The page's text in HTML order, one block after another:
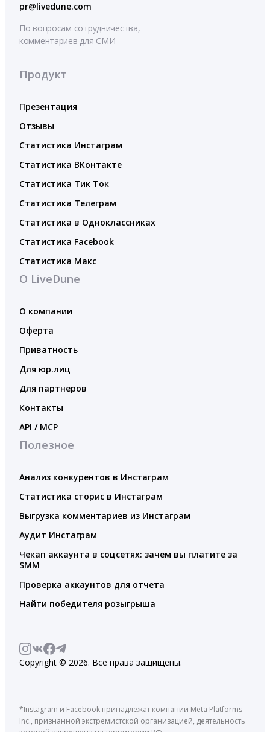
pr@livedune.com
По вопросам сотрудничества,
комментариев для СМИ
Продукт
Презентация
Отзывы
Статистика Инстаграм
Статистика ВКонтакте
Статистика Тик Ток
Статистика Телеграм
Статистика в Одноклассниках
Статистика Facebook
Статистика Макс
О LiveDune
О компании
Оферта
Приватность
Для юр.лиц
Для партнеров
Контакты
API / MCP
Полезное
Анализ конкурентов в Инстаграм
Статистика сторис в Инстаграм
Выгрузка комментариев из Инстаграм
Аудит Инстаграм
Чекап аккаунта в соцсетях: зачем вы платите за
SMM
Проверка аккаунтов для отчета
Найти победителя розыгрыша
Copyright © 2026. Все права защищены.
*Instagram и Facebook принадлежат компании Meta Platforms
Inc., признанной экстремистской организацией, деятельность